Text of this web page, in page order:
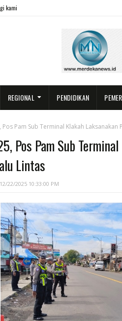
kami
REGIONAL PENDIDIKAN
Pos Pam Sub Terminal Klakah Laksanakan
Pos Pam Sub
Lintas
12/22/2025 10:33:00 PM